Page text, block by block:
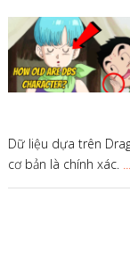
Dữ liệu dựa trên
cơ bản là chính xác.